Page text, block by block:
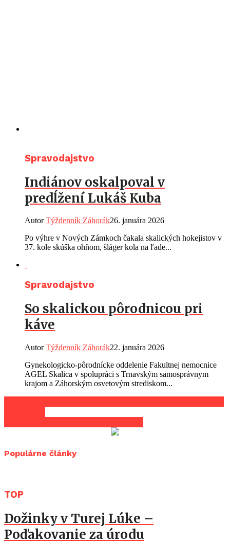
Spravodajstvo
Indiánov oskalpoval v
predĺžení Lukáš Kuba
AutorTýždenník Záhorák26. januára 2026
Po výhre v Nových Zámkoch čakala skalických hokejistov v
37. kole skúška ohňom, šláger kola na ľade...
Spravodajstvo
So skalickou pôrodnicou pri
káve
AutorTýždenník Záhorák22. januára 2026
Gynekologicko-pôrodnícke oddelenie Fakultnej nemocnice
AGEL Skalica v spolupráci s Trnavským samosprávnym
krajom a Záhorským osvetovým strediskom...
Populárne články
TOP
Dožinky v Turej Lúke –
Poďakovanie za úrodu